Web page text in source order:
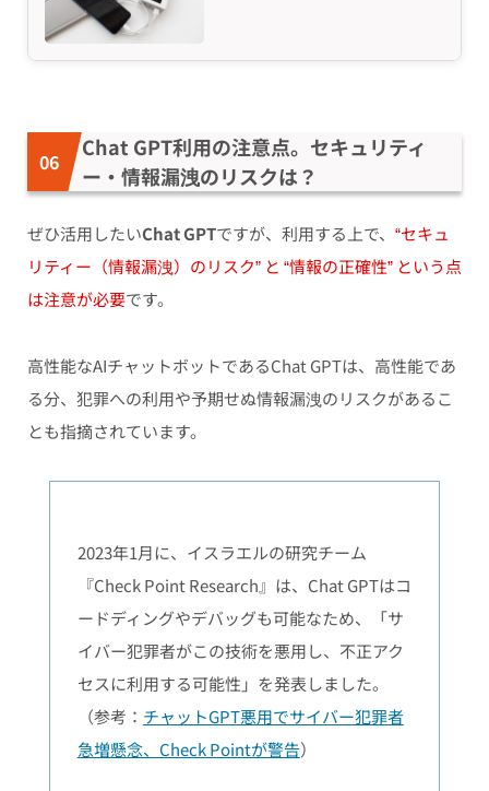
Chat GPT利用の注意点。セキュリティ
ー・情報漏洩のリスクは？
ぜひ活用したいChat GPTですが、利用する上で、 “セキュ
リティー（情報漏洩）のリスク” と “情報の正確性” という点
は注意が必要です。
高性能なAIチャットボットであるChat GPTは、高性能であ
る分、犯罪への利用や予期せぬ情報漏洩のリスクがあるこ
とも指摘されています。
2023年1月に、イスラエルの研究チーム
『Check Point Research』は、Chat GPTはコ
ードディングやデバッグも可能なため、「サ
イバー犯罪者がこの技術を悪用し、不正アク
セスに利用する可能性」を発表しました。
（参考： チャットGPT悪用でサイバー犯罪者
急増懸念、Check Pointが警告）